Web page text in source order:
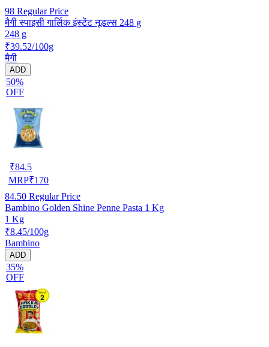
98 Regular Price
मैगी स्पाइसी गार्लिक इंस्टेंट नूडल्स 248 g
248 g
₹39.52/100g
मैगी
ADD
50%
OFF
₹84.5
MRP₹170
84.50 Regular Price
Bambino Golden Shine Penne Pasta 1 Kg
1 Kg
₹8.45/100g
Bambino
ADD
35%
OFF